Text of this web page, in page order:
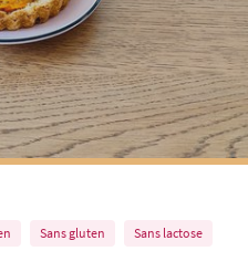
Sans gluten Sans lactose